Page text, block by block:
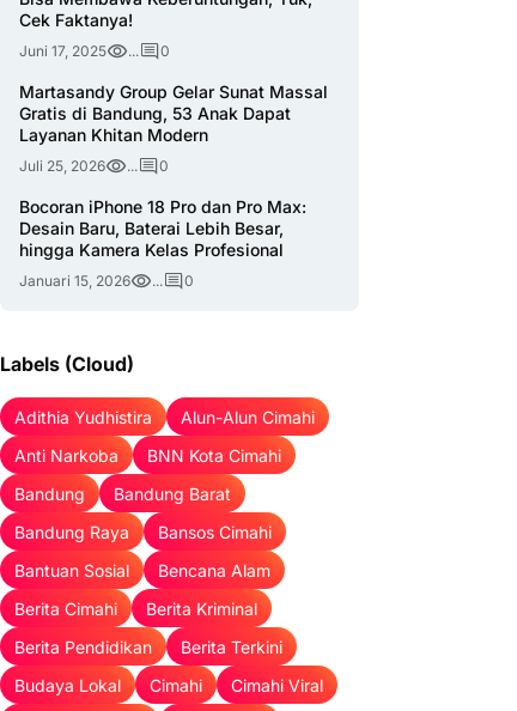
Cek Faktanya!
Juni 17, 2025 ... 0
Martasandy Group Gelar Sunat Massal
Gratis di Bandung, 53 Anak Dapat
Layanan Khitan Modern
Juli 25, 2026 ... 0
Bocoran iPhone 18 Pro dan Pro Max:
Desain Baru, Baterai Lebih Besar,
hingga Kamera Kelas Profesional
Januari 15, 2026 ... 0
Labels (Cloud)
Adithia Yudhistira
Alun-Alun Cimahi
Anti Narkoba
BNN Kota Cimahi
Bandung
Bandung Barat
Bandung Raya
Bansos Cimahi
Bantuan Sosial
Bencana Alam
Berita Cimahi
Berita Kriminal
Berita Pendidikan
Berita Terkini
Budaya Lokal
Cimahi
Cimahi Viral